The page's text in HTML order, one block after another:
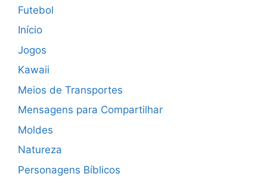
Futebol
Início
Jogos
Kawaii
Meios de Transportes
Mensagens para Compartilhar
Moldes
Natureza
Personagens Bíblicos